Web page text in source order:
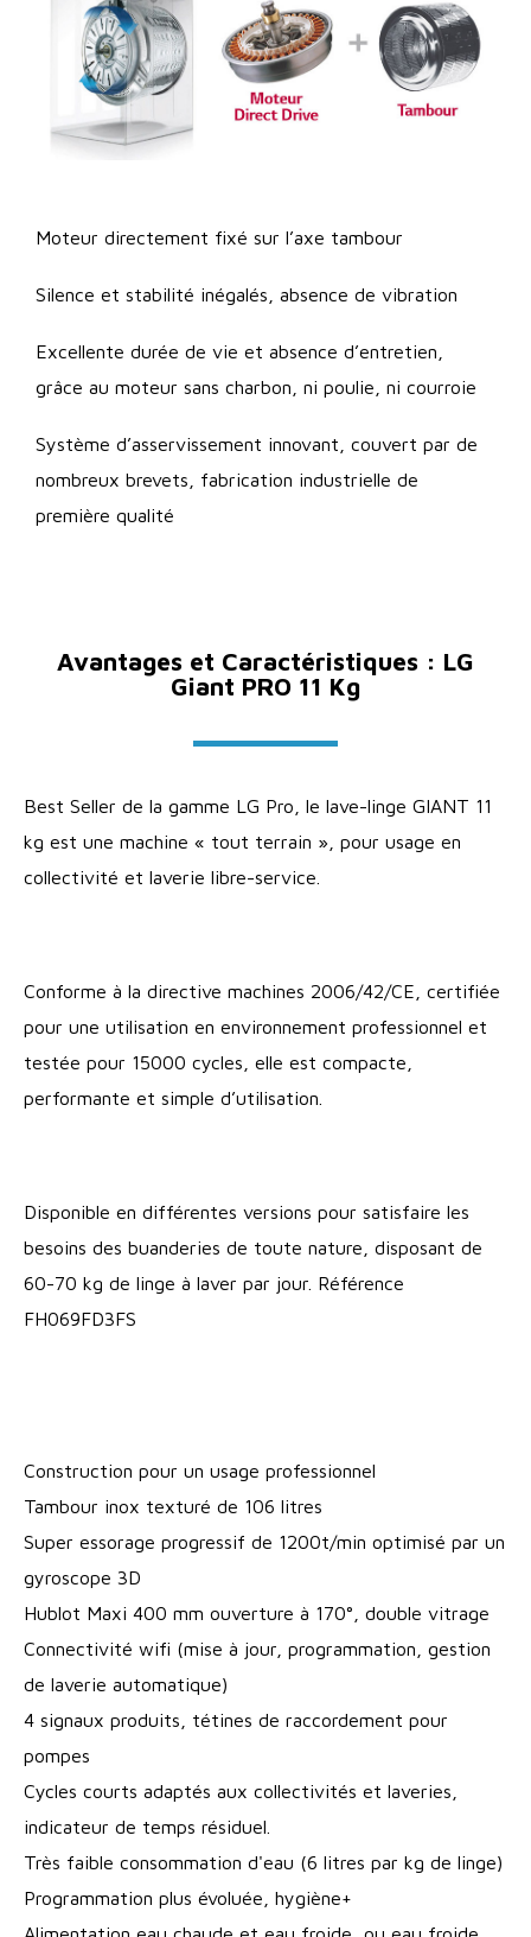
Moteur directement fixé sur l’axe tambour
Silence et stabilité inégalés, absence de vibration
Excellente durée de vie et absence d’entretien,
grâce au moteur sans charbon, ni poulie, ni courroie
Système d’asservissement innovant, couvert par de
nombreux brevets, fabrication industrielle de
première qualité
Avantages et Caractéristiques : LG
Giant PRO 11 Kg
Best Seller de la gamme LG Pro, le lave-linge GIANT 11
kg est une machine « tout terrain », pour usage en
collectivité et laverie libre-service.
Conforme à la directive machines 2006/42/CE, certifiée
pour une utilisation en environnement professionnel et
testée pour 15000 cycles, elle est compacte,
performante et simple d’utilisation.
Disponible en différentes versions pour satisfaire les
besoins des buanderies de toute nature, disposant de
60-70 kg de linge à laver par jour. Référence
FH069FD3FS
Construction pour un usage professionnel
Tambour inox texturé de 106 litres
Super essorage progressif de 1200t/min optimisé par un
gyroscope 3D
Hublot Maxi 400 mm ouverture à 170°, double vitrage
Connectivité wifi (mise à jour, programmation, gestion
de laverie automatique)
4 signaux produits, tétines de raccordement pour
pompes
Cycles courts adaptés aux collectivités et laveries,
indicateur de temps résiduel.
Très faible consommation d'eau (6 litres par kg de linge)
Programmation plus évoluée, hygiène+